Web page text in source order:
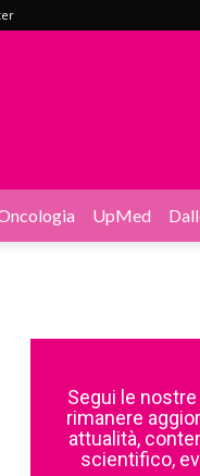
UpMed
Segui le
rimanere
attualità,
scientifico,